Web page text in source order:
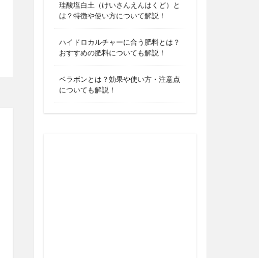
珪酸塩白土（けいさんえんはくど）と
は？特徴や使い方について解説！
ハイドロカルチャーに合う肥料とは？
おすすめの肥料についても解説！
ベラボンとは？効果や使い方・注意点
についても解説！